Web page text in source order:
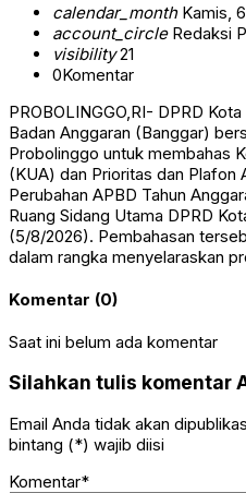
calendar_monthKamis,
account_circleRedaksi
visibility21
0Komentar
PROBOLINGGO,RI- DPRD
Badan Anggaran (Banggar)
Probolinggo untuk membahas
(KUA) dan Prioritas dan Plafon
Perubahan APBD Tahun
Ruang Sidang Utama DPRD
(5/8/2026). Pembahasan
dalam rangka menyelaraskan
Komentar (0)
Saat ini belum ada komentar
Silahkan tulis komentar
Email Anda tidak akan
bintang (*) wajib diisi
Komentar*